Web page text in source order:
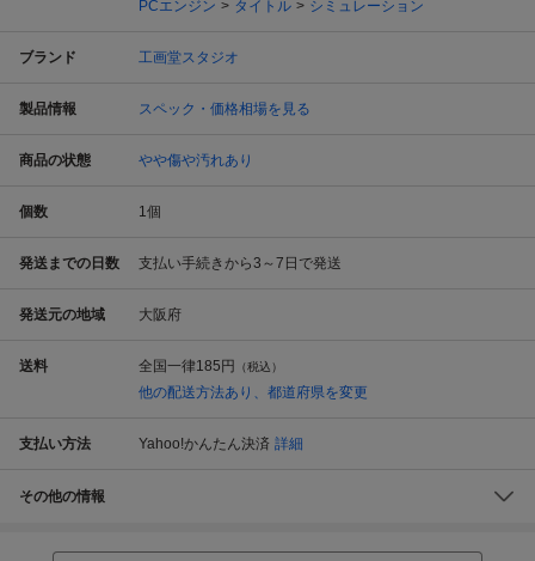
PCエンジン
タイトル シミュレーション
ブランド 工画堂スタジオ
製品情報 スペック・価格相場を見る
商品の状態 やや傷や汚れあり
個数 1個
発送までの日数 支払い手続きから3～7日で発送
発送元の地域 大阪府
送料 全国一律185円 （税込）
他の配送方法あり、都道府県を変更
支払い方法 Yahoo!かんたん決済 詳細
その他の情報